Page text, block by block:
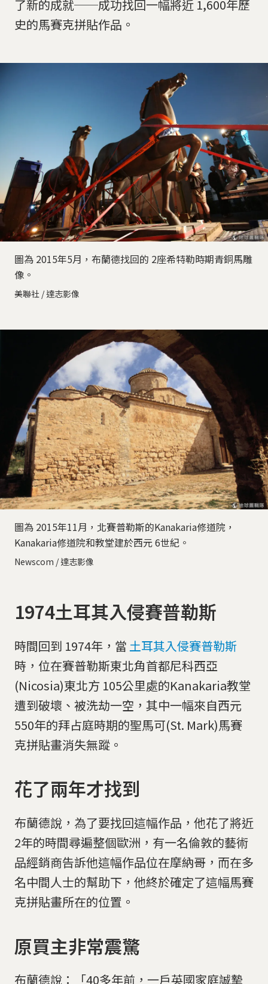
了新的成就──成功找回一幅將近 1,600年歷
史的馬賽克拼貼作品。
圖為 2015年5月，布蘭德找回的 2座希特勒時期青銅馬雕
像。
美聯社 / 達志影像
圖為 2015年11月，北賽普勒斯的Kanakaria修道院，
Kanakaria修道院和教堂建於西元 6世紀。
Newscom / 達志影像
1974土耳其入侵賽普勒斯
時間回到 1974年，當 土耳其入侵賽普勒斯
時，位在賽普勒斯東北角首都尼科西亞
(Nicosia)東北方 105公里處的Kanakaria教堂
遭到破壞、被洗劫一空，其中一幅來自西元
550年的拜占庭時期的聖馬可(St. Mark)馬賽
克拼貼畫消失無蹤。
花了兩年才找到
布蘭德說，為了要找回這幅作品，他花了將近
2年的時間尋遍整個歐洲，有一名倫敦的藝術
品經銷商告訴他這幅作品位在摩納哥，而在多
名中間人士的幫助下，他終於確定了這幅馬賽
克拼貼畫所在的位置。
原買主非常震驚
布蘭德說：「40多年前，一戶英國家庭誠摯